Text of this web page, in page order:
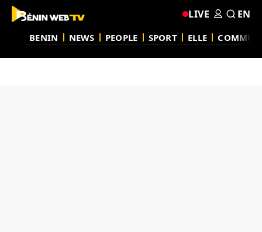
BENIN NEWS PEOPLE SPORT ELLE
LIVE EN